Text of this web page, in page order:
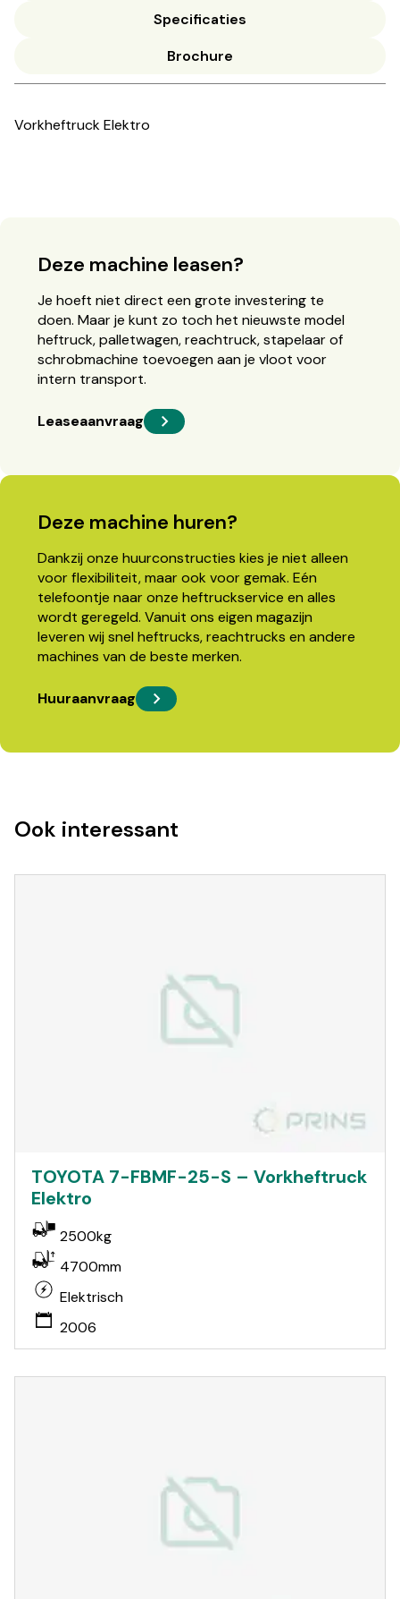
Specificaties
Brochure
Vorkheftruck Elektro
Deze machine leasen?
Je hoeft niet direct een grote investering te
doen. Maar je kunt zo toch het nieuwste model
heftruck, palletwagen, reachtruck, stapelaar of
schrobmachine toevoegen aan je vloot voor
intern transport.
Leaseaanvraag
Deze machine huren?
Dankzij onze huurconstructies kies je niet alleen
voor flexibiliteit, maar ook voor gemak. Eén
telefoontje naar onze heftruckservice en alles
wordt geregeld. Vanuit ons eigen magazijn
leveren wij snel heftrucks, reachtrucks en andere
machines van de beste merken.
Huuraanvraag
Ook interessant
TOYOTA 7-FBMF-25-S – Vorkheftruck
Elektro
2500kg
4700mm
Elektrisch
2006